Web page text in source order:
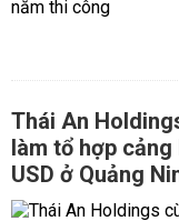
Ko thả cá chép từ
Tuy nhiên, việc
trái cây, rượu, trà...
Tiễn táo quân về
người Việt vào
thời điểm quan
trình báo những
Thái An
làm tổ hợp
USD ở Quảng